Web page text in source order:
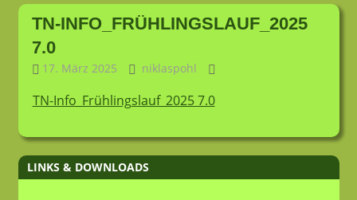
Inhalt
springenTN-INFO_FRÜHLINGSLAUF_2025
7.0
17. März 2025 niklaspohl
TN-Info_Frühlingslauf_2025 7.0
LINKS & DOWNLOADS